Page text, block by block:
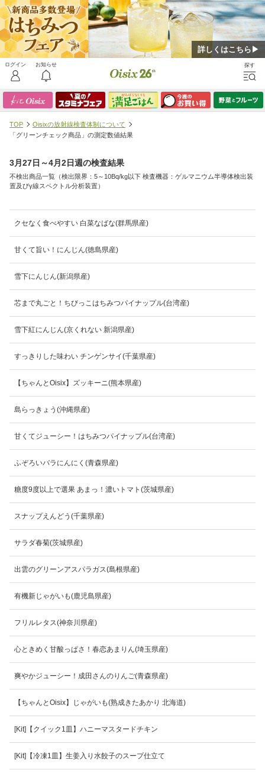
詳しくはこちら▶
TOP
Oisixの放射線検査体制について
「グリーンチェック商品」の測定数値結果
3月27日～4月2日週の検査結果
不検出商品一覧（検出限界：5～10Bq/kg以下 検査機器：ゲルマニウム半導体検出装
置及びγ線スペクトル分析装置）
クセなく食べやすい 白菜なばな(群馬県産)
甘くて旨い！にんじん(徳島県産)
雪下にんじん(新潟県産)
芯まで丸ごと！ちびっこはちみつパイナップル(台湾産)
雪下紅にんじん(京くれない 新潟県産)
すっきりした味わい チンゲンサイ(千葉県産)
【ちゃんとOisix】ズッキーニ(熊本県産)
島らっきょう(沖縄県産)
甘くてジューシー！はちみつパイナップル(台湾産)
ふぞろいバラにんにく(青森県産)
糖度9度以上で選果 あまっ！濃いトマト(茨城県産)
スナップえんどう(千葉県産)
サラダ春菊(茨城県産)
出雲のグリーンアスパラガス(島根県産)
有機新じゃがいも(鹿児島県産)
フリルレタス(神奈川県産)
心ときめく甘酸っぱさ！春恋あまりん(埼玉県産)
爽やかジューシー！成田さんのりんご(青森県産)
【ちゃんとOisix】じゃがいも(熟成きたあかり 北海道)
[Kit]【クイック1皿】ハニーマスタードチキン
[Kit]【冷凍1皿】生姜入り水餃子のスープ仕立て